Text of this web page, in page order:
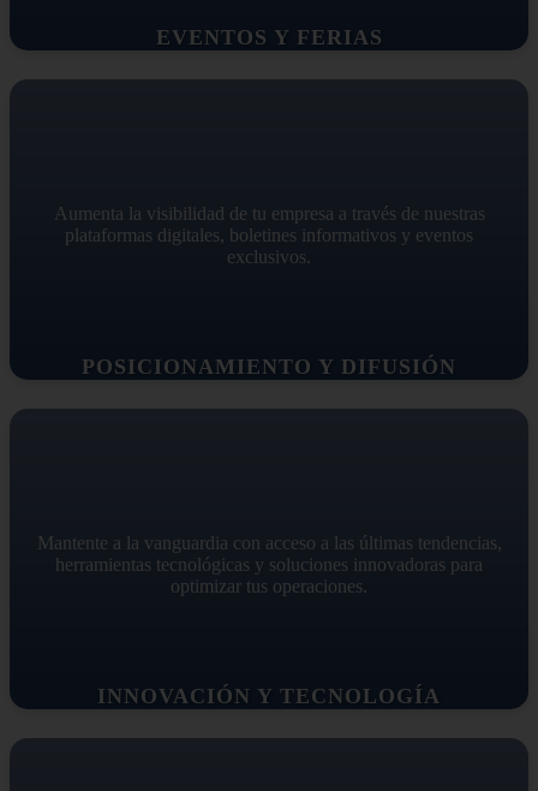
EVENTOS Y FERIAS
POSICIONAMIENTO Y DIFUSIÓN
Aumenta la visibilidad de tu empresa a través de nuestras
plataformas digitales, boletines informativos y eventos
exclusivos.
INNOVACIÓN Y TECNOLOGÍA
Mantente a la vanguardia con acceso a las últimas tendencias,
herramientas tecnológicas y soluciones innovadoras para
optimizar tus operaciones.